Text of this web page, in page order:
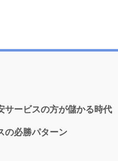
サービスの方が儲かる時代
の必勝パターン